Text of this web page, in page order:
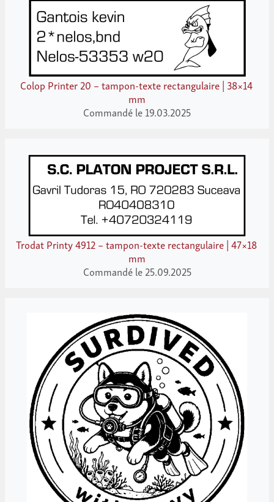
Colop Printer 20 – tampon-texte rectangulaire | 38×14
mm
Commandé le 19.03.2025
Trodat Printy 4912 – tampon-texte rectangulaire | 47×18
mm
Commandé le 25.09.2025